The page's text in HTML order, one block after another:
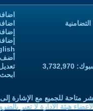
متاحة للجميع مع الإشارة
هيئة الادارة لا تعبر